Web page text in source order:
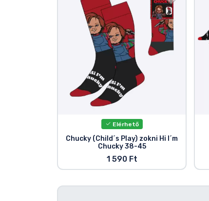
Elérhető
Chucky (Child´s Play) zokni Hi I´m
Chucky 38-45
1 590 Ft
Szállítás és fizetés
Sorozatos cuccok
Mesés cuccok